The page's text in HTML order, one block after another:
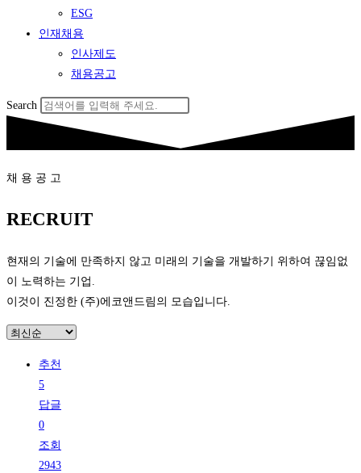
ESG
인재채용
인사제도
채용공고
Search
채 용 공 고
RECRUIT
현재의 기술에 만족하지 않고 미래의 기술을 개발하기 위하여 끊임없
이 노력하는 기업.
이것이 진정한 (주)에코앤드림의 모습입니다.
추천
5
답글
0
조회
2943